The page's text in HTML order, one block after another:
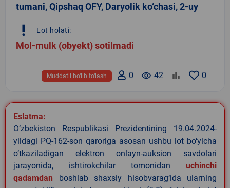
tumani, Qipshaq OFY, Daryolik ko‘chasi, 2-uy
priority_high Lot holati:
Mol-mulk (obyekt) sotilmadi
0
remove_red_eye 42
0
Muddatli bo‘lib to‘lash
Eslatma:
O‘zbekiston Respublikasi Prezidentining 19.04.2024-
yildagi PQ-162-son qaroriga asosan ushbu lot bo‘yicha
o‘tkaziladigan elektron onlayn-auksion savdolari
jarayonida, ishtirokchilar tomonidan uchinchi
qadamdan boshlab shaxsiy hisobvarag‘ida ularning